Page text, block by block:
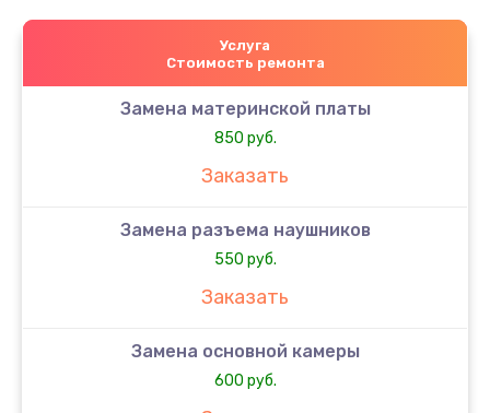
Услуга
Стоимость ремонта
Замена материнской платы
850 руб.
Заказать
Замена разъема наушников
550 руб.
Заказать
Замена основной камеры
600 руб.